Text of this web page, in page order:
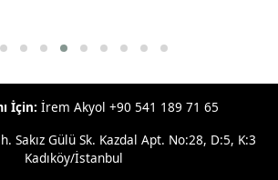
İçin: İrem Akyol +90 541 189 71 65
Sakız Gülü Sk. Kazdal Apt. No:28, D:5, K:3
Kadıköy/İstanbul